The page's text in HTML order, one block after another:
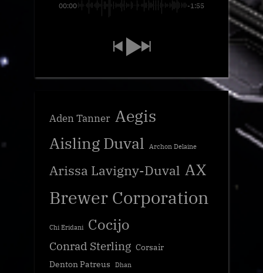
00:00 -1:55
Aden Tanner Aegis
Aisling Duval Archon Delaine
Arissa Lavigny-Duval AX
Brewer Corporation
Chi Eridani Cocijo
Conrad Sterling Corsair
Denton Patreus
Dhan